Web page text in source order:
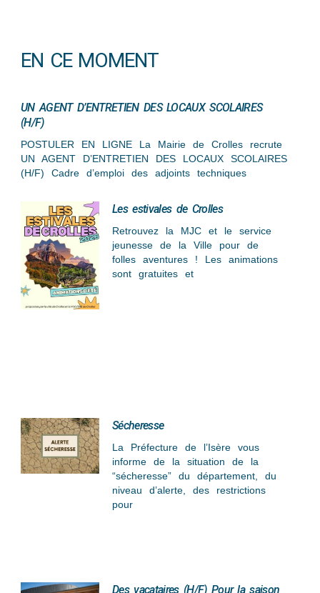
EN CE MOMENT
UN AGENT D’ENTRETIEN DES LOCAUX SCOLAIRES
(H/F)
POSTULER EN LIGNE La Mairie de Crolles recrute
UN AGENT D’ENTRETIEN DES LOCAUX SCOLAIRES
(H/F) Cadre d’emploi des adjoints techniques
Les estivales de Crolles
Retrouvez la MJC et le service
jeunesse de la Ville pour de
folles aventures ! Les animations
sont gratuites et
Sécheresse
La Préfecture de l’Isère vous
informe de la situation de la
“sécheresse” du département, du
niveau d’alerte, des restrictions
pour
Des vacataires (H/F) Pour la saison